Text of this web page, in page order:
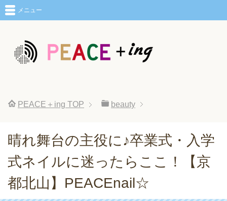
メニュー
PEACE＋ing TOP beauty
晴れ舞台の主役に♪卒業式・入学
式ネイルに迷ったらここ！【京
都北山】PEACEnail☆